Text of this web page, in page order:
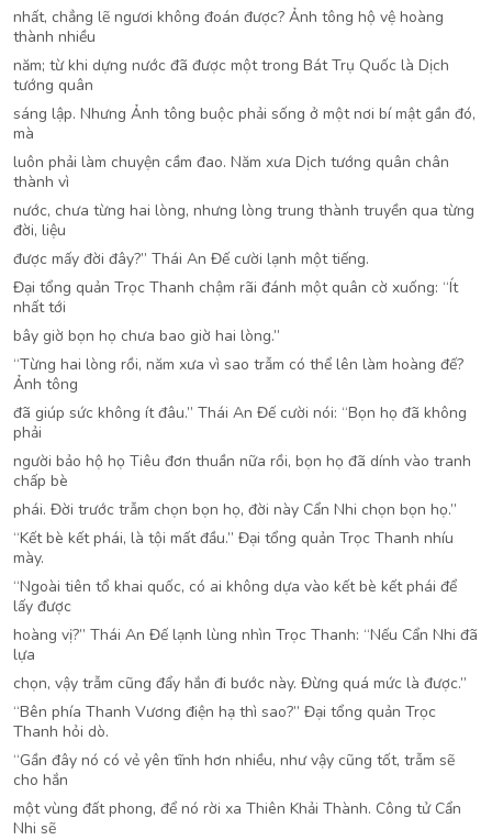
nhất, chẳng lẽ ngươi không đoán được? Ảnh tông hộ vệ hoàng
thành nhiều
năm; từ khi dựng nước đã được một trong Bát Trụ Quốc là Dịch
tướng quân
sáng lập. Nhưng Ảnh tông buộc phải sống ở một nơi bí mật gần đó,
mà
luôn phải làm chuyện cầm đao. Năm xưa Dịch tướng quân chân
thành vì
nước, chưa từng hai lòng, nhưng lòng trung thành truyền qua từng
đời, liệu
được mấy đời đây?” Thái An Đế cười lạnh một tiếng.
Đại tổng quản Trọc Thanh chậm rãi đánh một quân cờ xuống: “Ít
nhất tới
bây giờ bọn họ chưa bao giờ hai lòng.”
“Từng hai lòng rồi, năm xưa vì sao trẫm có thể lên làm hoàng đế?
Ảnh tông
đã giúp sức không ít đâu.” Thái An Đế cười nói: “Bọn họ đã không
phải
người bảo hộ họ Tiêu đơn thuần nữa rồi, bọn họ đã dính vào tranh
chấp bè
phái. Đời trước trẫm chọn bọn họ, đời này Cẩn Nhi chọn bọn họ.”
“Kết bè kết phái, là tội mất đầu.” Đại tổng quản Trọc Thanh nhíu
mày.
“Ngoài tiên tổ khai quốc, có ai không dựa vào kết bè kết phái để
lấy được
hoàng vị?” Thái An Đế lạnh lùng nhìn Trọc Thanh: “Nếu Cẩn Nhi đã
lựa
chọn, vậy trẫm cũng đẩy hắn đi bước này. Đừng quá mức là được.”
“Bên phía Thanh Vương điện hạ thì sao?” Đại tổng quản Trọc
Thanh hỏi dò.
“Gần đây nó có vẻ yên tĩnh hơn nhiều, như vậy cũng tốt, trẫm sẽ
cho hắn
một vùng đất phong, để nó rời xa Thiên Khải Thành. Công tử Cẩn
Nhi sẽ